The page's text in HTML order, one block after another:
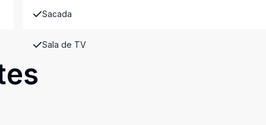
Sacada
Sala de TV